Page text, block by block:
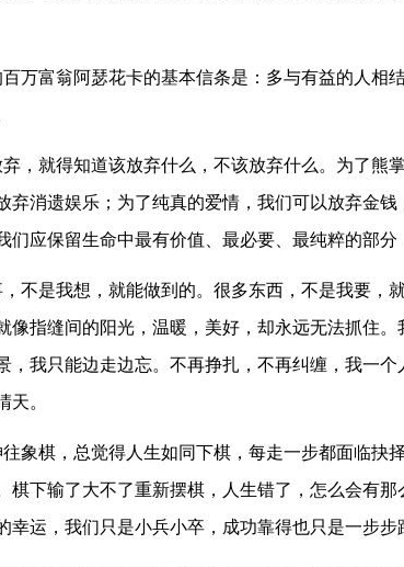
百万富翁阿瑟花卡的基本信条是：多与有益的人相
，就得知道该放弃什么，不该放弃什么。为了熊
弃消遗娱乐；为了纯真的爱情，我们可以放弃金
们应保留生命中最有价值、最必要、最纯粹的部分
不是我想，就能做到的。很多东西，不是我要，
像指缝间的阳光，温暖，美好，却永远无法抓住
，我只能边走边忘。不再挣扎，不再纠缠，我一
天。
往象棋，总觉得人生如同下棋，每走一步都面临抉
棋下输了大不了重新摆棋，人生错了，怎么会有那
幸运，我们只是小兵小卒，成功靠得也只是一步步